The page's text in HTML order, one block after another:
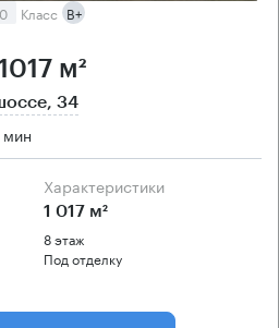
Класс B+
м²
34
мин
Характеристики
1 017 м²
8 этаж
Под отделку